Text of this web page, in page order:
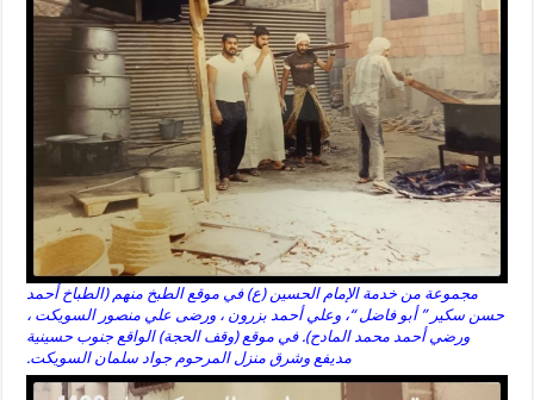
مجموعة من خدمة الإمام الحسين (ع) في موقع الطبخ منهم (الطباخ أحمد
حسن سكير ” أبو فاضل “، وعلي أحمد بزرون ، ورضى علي منصور السويكت ،
ورضي أحمد محمد المادح). في موقع (وقف الحجة) الواقع جنوب حسينية
مديفع وشرق منزل المرحوم جواد سلمان السويكت.